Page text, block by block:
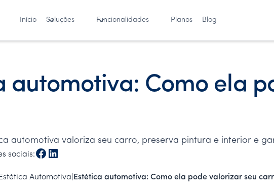
Início Soluções Funcionalidades Planos Blog
automotiva: Como ela
automotiva valoriza seu carro, preserva pintura e interior e
sociais:
Estética Automotiva Estética automotiva: Como ela pode valorizar seu